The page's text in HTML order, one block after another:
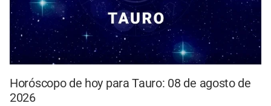
Horóscopo de hoy para Tauro: 08 de agosto de
2026